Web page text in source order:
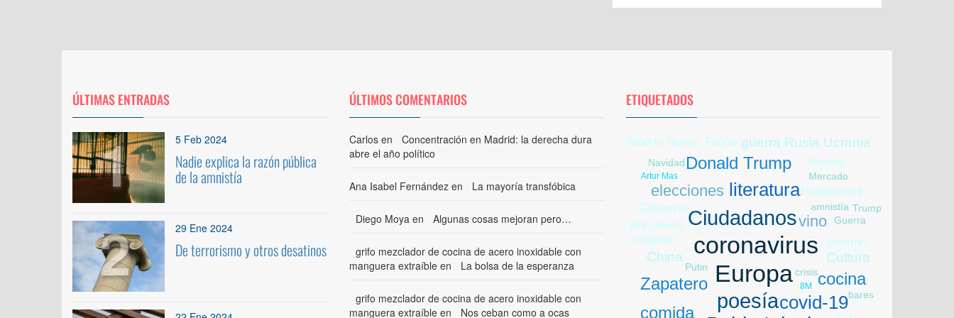
ÚLTIMAS ENTRADAS
1 5 Feb 2024
Nadie explica la razón pública
de la amnistía
2 29 Ene 2024
De terrorismo y otros desatinos
ÚLTIMOS COMENTARIOS
Carlos en
Concentración en Madrid: la derecha dura
abre el año político
Ana Isabel Fernández en La mayoría transfóbica
Diego Moya en Algunas cosas mejoran pero…
grifo mezclador de cocina de acero inoxidable con
manguera extraíble en La bolsa de la esperanza
grifo mezclador de cocina de acero inoxidable con
manguera extraíble en Nos ceban como a ocas
ETIQUETADOS
Europa
coronavirus
poesía
Ciudadanos
covid-19
literatura
Zapatero cocina
Donald Trump
comida
elecciones
vino
Cultura
China
guerra Rusia Ucrania
Puigdemont
internet
Alberto Nuñez Feijóo
Barcelona
turismo
Gobierno
Merkel
bares
crisis
Guerra
Navidad
amnistía
Mercado
Putin
Trump
8M
Artur Mas